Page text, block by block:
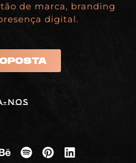
de marca, branding
digital.
nos